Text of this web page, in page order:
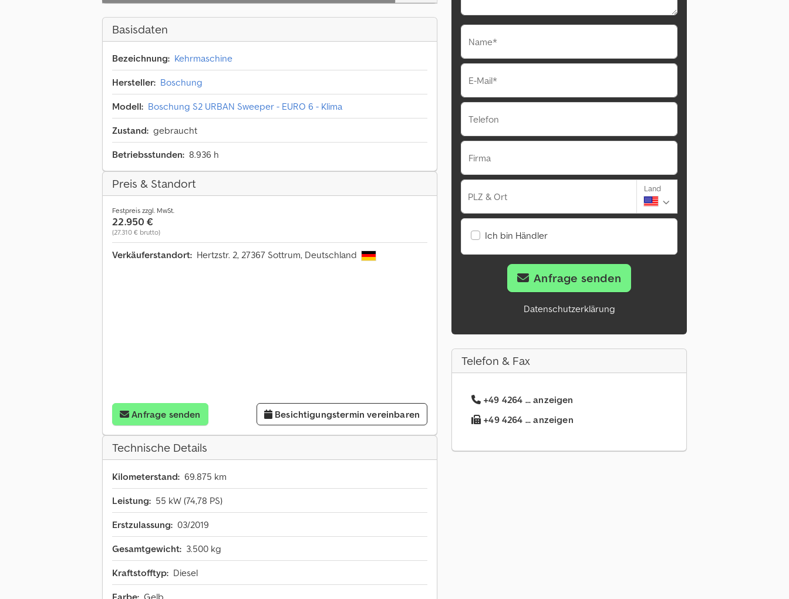
Basisdaten
Bezeichnung: Kehrmaschine
Hersteller: Boschung
Modell: Boschung S2 URBAN Sweeper - EURO 6 - Klima
Zustand: gebraucht
Betriebsstunden: 8.936 h
Preis & Standort
Festpreis zzgl. MwSt.
22.950 €
(27.310 € brutto)
Verkäuferstandort: Hertzstr. 2, 27367 Sottrum, Deutschland
Anfrage senden Besichtigungstermin vereinbaren
Technische Details
Kilometerstand: 69.875 km
Leistung: 55 kW (74,78 PS)
Erstzulassung: 03/2019
Gesamtgewicht: 3.500 kg
Kraftstofftyp: Diesel
Name*
E-Mail*
Telefon
Firma
PLZ & Ort
Land
Ich bin Händler
Anfrage senden
Datenschutzerklärung
Telefon & Fax
+49 4264 ... anzeigen
+49 4264 ... anzeigen